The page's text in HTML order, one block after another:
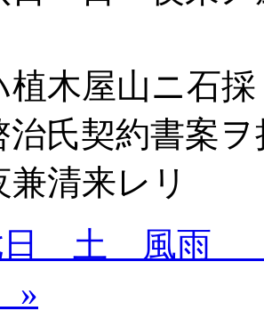
木屋山ニ石
治氏契約書案
清来レリ
日 土 風雨
»